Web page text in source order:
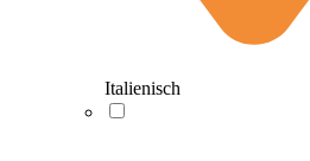
Italienisch